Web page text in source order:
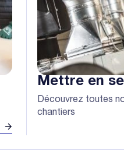
Mettre en
Découvrez toutes
chantiers